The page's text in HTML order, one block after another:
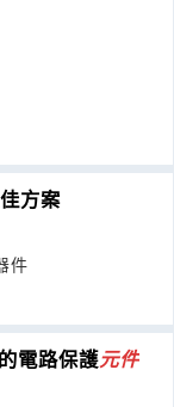
方案
件
電路保護元件